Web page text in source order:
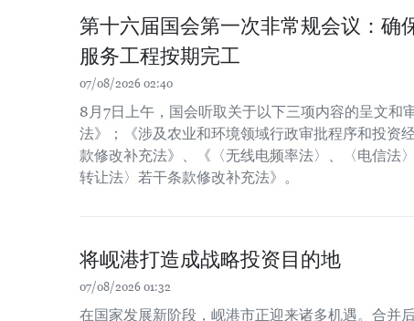
第十六届国会第一次非常规会议：确
服务工程按期完工
07/08/2026 02:40
8月7日上午，国会听取关于以下三项内容的呈文和
法》；《涉及农业和环境领域行政审批程序和投资
款修改补充法》、《〈无线电频率法〉、〈电信法
转让法〉若干条款修改补充法》。
将岘港打造成战略投资目的地
07/08/2026 01:32
在国家发展新阶段，岘港市正迎来诸多机遇。合并